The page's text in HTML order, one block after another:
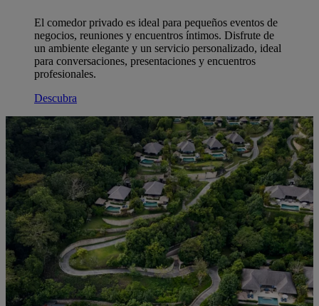
El comedor privado es ideal para pequeños eventos de
negocios, reuniones y encuentros íntimos. Disfrute de
un ambiente elegante y un servicio personalizado, ideal
para conversaciones, presentaciones y encuentros
profesionales.
Descubra